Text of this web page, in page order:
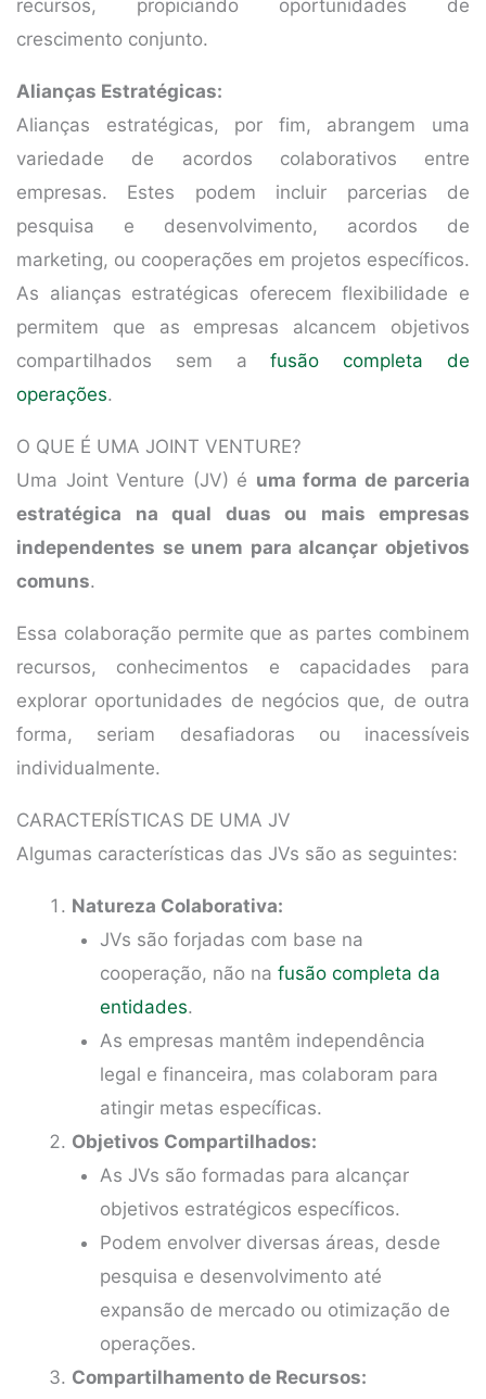
recursos, propiciando oportunidades de
crescimento conjunto.
Alianças Estratégicas:
Alianças estratégicas, por fim, abrangem uma
variedade de acordos colaborativos entre
empresas. Estes podem incluir parcerias de
pesquisa e desenvolvimento, acordos de
marketing, ou cooperações em projetos específicos.
As alianças estratégicas oferecem flexibilidade e
permitem que as empresas alcancem objetivos
compartilhados sem afusão completa de
operações.
O QUE É UMA JOINT VENTURE?
Uma Joint Venture (JV) é uma forma de parceria
estratégica na qual duas ou mais empresas
independentes se unem para alcançar objetivos
comuns.
Essa colaboração permite que as partes combinem
recursos, conhecimentos e capacidades para
explorar oportunidades de negócios que, de outra
forma, seriam desafiadoras ou inacessíveis
individualmente.
CARACTERÍSTICAS DE UMA JV
Algumas características das JVs são as seguintes:
Natureza Colaborativa:
JVs são forjadas com base na
cooperação, não na fusão completa da
entidades.
As empresas mantêm independência
legal e financeira, mas colaboram para
atingir metas específicas.
Objetivos Compartilhados:
As JVs são formadas para alcançar
objetivos estratégicos específicos.
Podem envolver diversas áreas, desde
pesquisa e desenvolvimento até
expansão de mercado ou otimização de
operações.
Compartilhamento de Recursos: